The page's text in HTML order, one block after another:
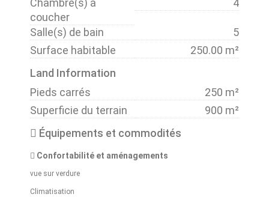
Chambre(s) à
coucher
4
Salle(s) de bain
5
Surface habitable
250.00 m²
Land Information
Pieds carrés
250 m²
Superficie du terrain
900 m²
Équipements et commodités
Confortabilité et aménagements
vue sur verdure
Climatisation